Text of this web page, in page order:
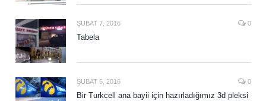
ŞUBAT 7, 2016 0
Tabela
ŞUBAT 5, 2016 0
Bir Turkcell ana bayii için hazırladığımız 3d pleksi